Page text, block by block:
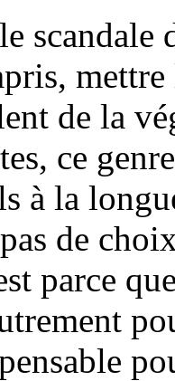
scandale
mettre
de la
ce
à la
de
parce